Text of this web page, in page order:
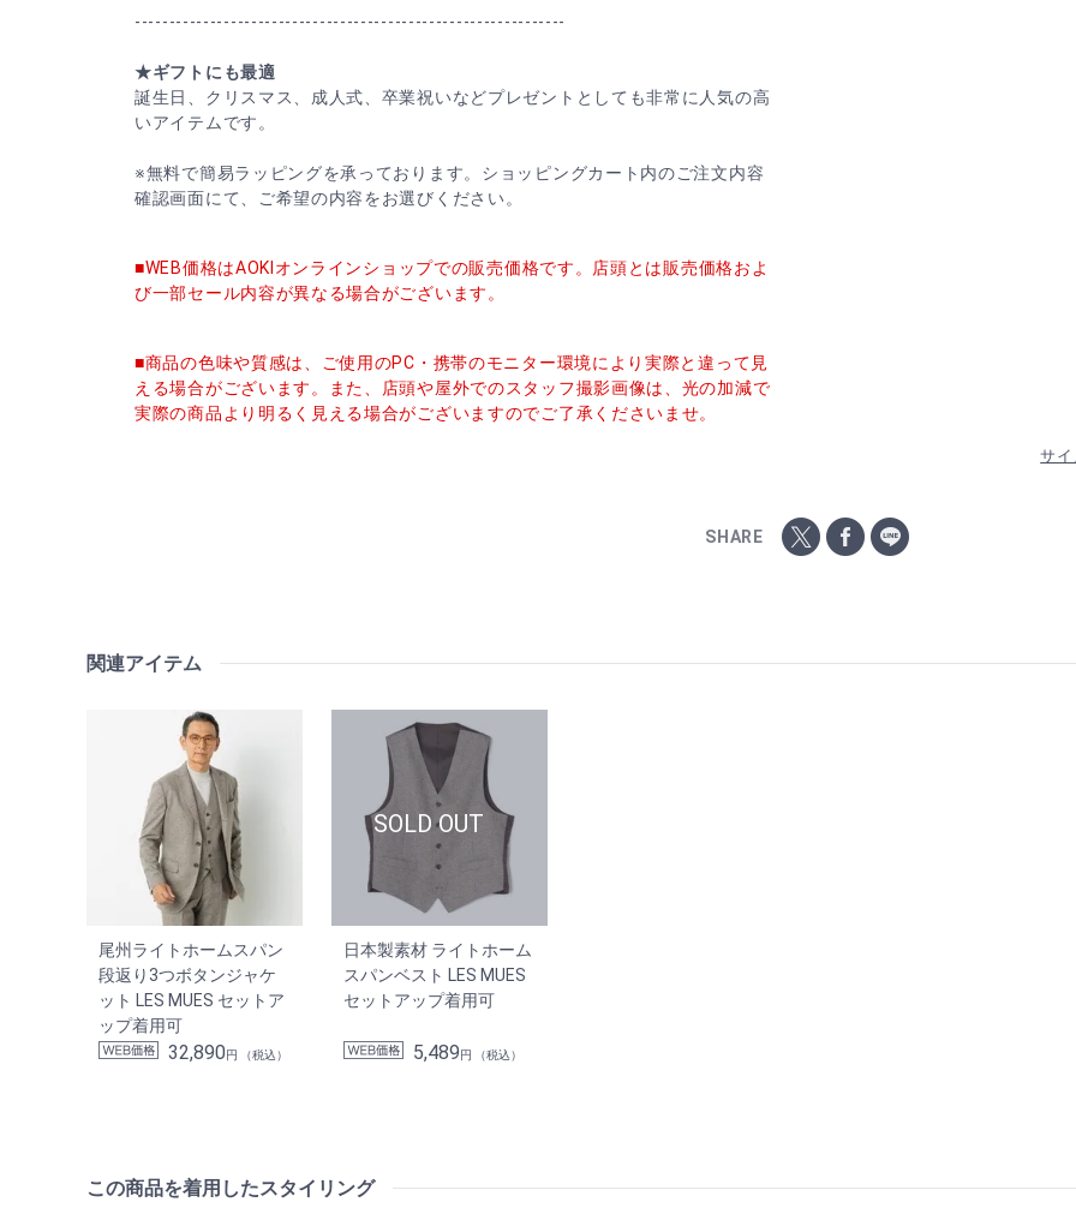
---------------------------------------------------------------
★ギフトにも最適
誕生日、クリスマス、成人式、卒業祝いなどプレゼントとしても非常に人気の高
いアイテムです。
※無料で簡易ラッピングを承っております。ショッピングカート内のご注文内容
確認画面にて、ご希望の内容をお選びください。
■WEB価格はAOKIオンラインショップでの販売価格です。店頭とは販売価格およ
び一部セール内容が異なる場合がございます。
■商品の色味や質感は、ご使用のPC・携帯のモニター環境により実際と違って見
える場合がございます。また、店頭や屋外でのスタッフ撮影画像は、光の加減で
実際の商品より明るく見える場合がございますのでご了承くださいませ。
サ
SHARE
関連アイテム
尾州ライトホームスパン
段返り3つボタンジャケ
ット LES MUES セットア
ップ着用可
32,890円 （税込）
日本製素材 ライトホーム
スパンベスト LES MUES
セットアップ着用可
5,489円 （税込）
この商品を着用したスタイリング